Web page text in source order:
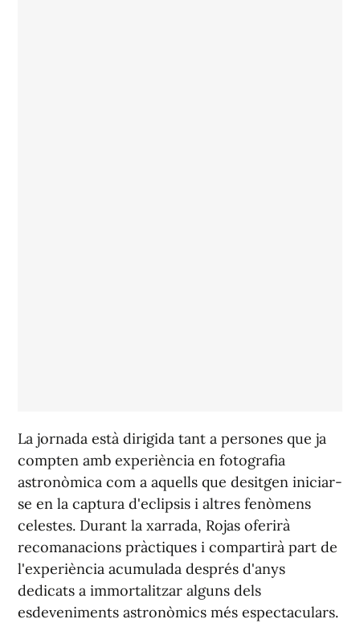
La jornada està dirigida tant a persones que ja
compten amb experiència en fotografia
astronòmica com a aquells que desitgen iniciar-
se en la captura d'eclipsis i altres fenòmens
celestes. Durant la xarrada, Rojas oferirà
recomanacions pràctiques i compartirà part de
l'experiència acumulada després d'anys
dedicats a immortalitzar alguns dels
esdeveniments astronòmics més espectaculars.